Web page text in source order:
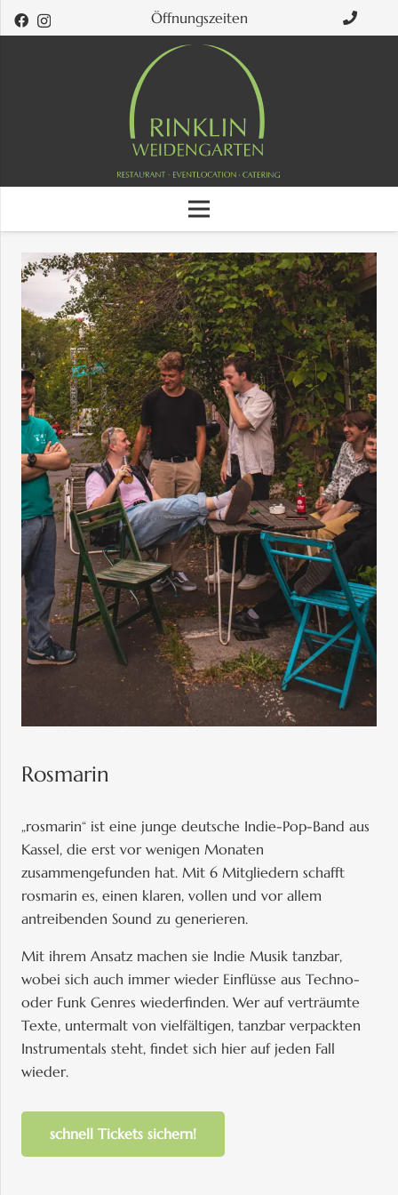
Öffnungszeiten
Rosmarin
„rosmarin“ ist eine junge deutsche Indie-Pop-Band aus
Kassel, die erst vor wenigen Monaten
zusammengefunden hat. Mit 6 Mitgliedern schafft
rosmarin es, einen klaren, vollen und vor allem
antreibenden Sound zu generieren.
Mit ihrem Ansatz machen sie Indie Musik tanzbar,
wobei sich auch immer wieder Einflüsse aus Techno-
oder Funk Genres wiederfinden. Wer auf verträumte
Texte, untermalt von vielfältigen, tanzbar verpackten
Instrumentals steht, findet sich hier auf jeden Fall
wieder.
schnell Tickets sichern!